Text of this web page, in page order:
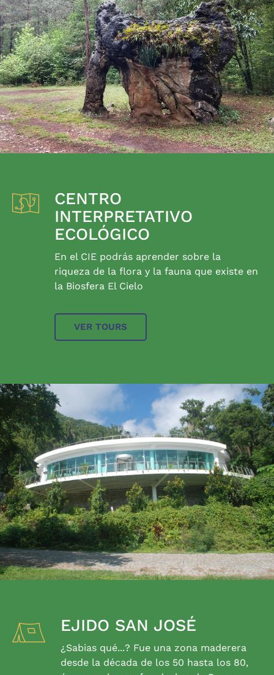
CENTRO
INTERPRETATIVO
ECOLÓGICO
En el CIE podrás aprender sobre la
riqueza de la flora y la fauna que existe en
la Biosfera El Cielo
VER TOURS
EJIDO SAN JOSÉ
¿Sabias qué...? Fue una zona maderera
desde la década de los 50 hasta los 80,